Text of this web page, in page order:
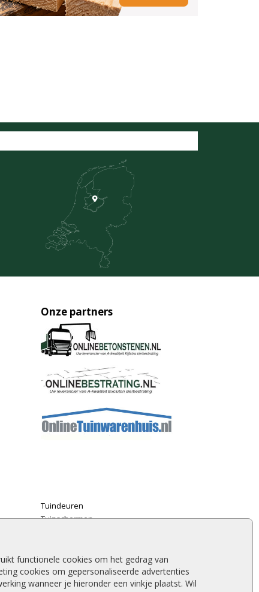
functionele cookies om het gedrag van
cookies om gepersonaliseerde advertenties
wanneer je hieronder een vinkje plaatst. Wil
Onze partners
Tuindeuren
Tuinschermen
Douglas hout
Rabatdelen
Aanbiedingen